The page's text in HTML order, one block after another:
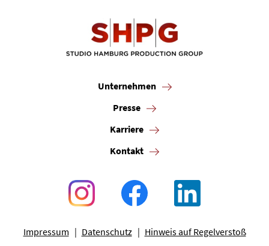
Unternehmen
Presse
Karriere
Kontakt
Impressum Datenschutz
Hinweis auf Regelverstoß